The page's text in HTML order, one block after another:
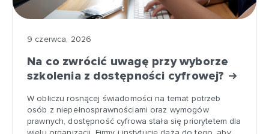
9 czerwca, 2026
Na co zwrócić uwagę przy wyborze
szkolenia z dostępności cyfrowej?
W obliczu rosnącej świadomości na temat potrzeb
osób z niepełnosprawnościami oraz wymogów
prawnych, dostępność cyfrowa stała się priorytetem dla